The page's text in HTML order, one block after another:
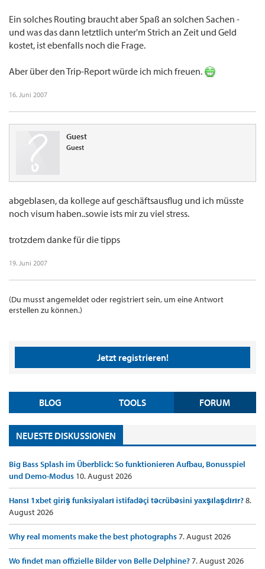
Ein solches Routing braucht aber Spaß an solchen Sachen -
und was das dann letztlich unter'm Strich an Zeit und Geld
kostet, ist ebenfalls noch die Frage.
Aber über den Trip-Report würde ich mich freuen.
16. Juni 2007
Guest
Guest
abgeblasen, da kollege auf geschäftsausflug und ich müsste
noch visum haben..sowie ists mir zu viel stress.
trotzdem danke für die tipps
19. Juni 2007
(Du musst angemeldet oder registriert sein, um eine Antwort
erstellen zu können.)
Jetzt registrieren!
BLOG TOOLS FORUM
NEUESTE DISKUSSIONEN
Big Bass Splash im Überblick: So funktionieren Aufbau, Bonusspiel
und Demo-Modus 10. August 2026
Hansı 1xbet giriş funksiyaları istifadəçi təcrübəsini yaxşılaşdırır?8.
August 2026
Why real moments make the best photographs7. August 2026
Wo findet man offizielle Bilder von Belle Delphine?7. August 2026